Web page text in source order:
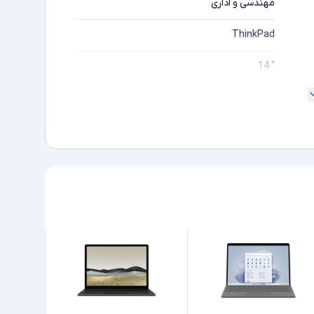
مهندسی و اداری
ThinkPad
" 14
32GB
512GB